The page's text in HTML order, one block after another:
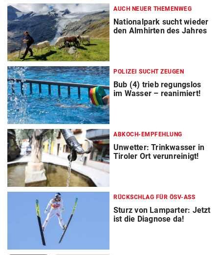
AUCH NEUER THEMENWEG
Nationalpark sucht wieder
den Almhirten des Jahres
POLIZEI SUCHT ZEUGEN
Bub (4) trieb regungslos
im Wasser – reanimiert!
ABKOCH-EMPFEHLUNG
Unwetter: Trinkwasser in
Tiroler Ort verunreinigt!
RÜCKSCHLAG FÜR ÖSV-ASS
Sturz von Lamparter: Jetzt
ist die Diagnose da!